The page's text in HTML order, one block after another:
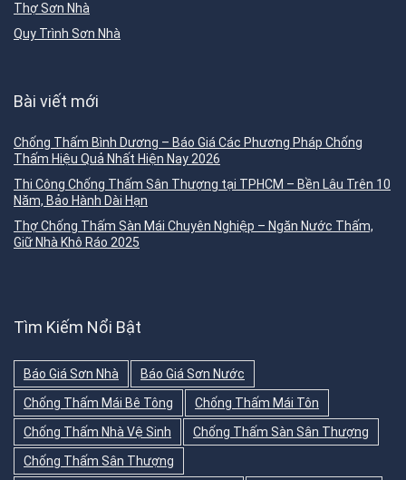
Thợ Sơn Nhà
Quy Trình Sơn Nhà
Bài viết mới
Chống Thấm Bình Dương – Báo Giá Các Phương Pháp Chống
Thấm Hiệu Quả Nhất Hiện Nay 2026
Thi Công Chống Thấm Sân Thượng tại TPHCM – Bền Lâu Trên 10
Năm, Bảo Hành Dài Hạn
Thợ Chống Thấm Sàn Mái Chuyên Nghiệp – Ngăn Nước Thấm,
Giữ Nhà Khô Ráo 2025
Tìm Kiếm Nổi Bật
Báo Giá Sơn Nhà
Báo Giá Sơn Nước
Chống Thấm Mái Bê Tông
Chống Thấm Mái Tôn
Chống Thấm Nhà Vệ Sinh
Chống Thấm Sàn Sân Thượng
Chống Thấm Sân Thượng